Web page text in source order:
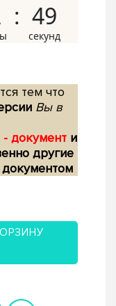
48
тем что
Вы в
- документ и
другие